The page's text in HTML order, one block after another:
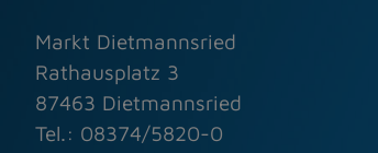
Markt Dietmannsried
Rathausplatz 3
87463 Dietmannsried
Tel.: 08374/5820-0